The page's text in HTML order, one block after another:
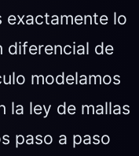
lo
diferencial de
modelamos
la ley de mallas
paso a paso